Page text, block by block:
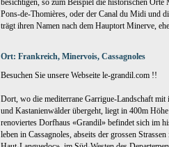
besichtigen, so zum Beispiel die historischen
Pons-de-Thomières, oder der Canal du Midi und
trägt ihren Namen nach dem Hauptort Minerve,
Ort: Frankreich, Minervois, Cassagnoles
Besuchen Sie unsere Webseite le-grandil.com !!
Dort, wo die mediterrane Garrigue-Landschaft mit
und Kastanienwälder übergeht, liegt in 400m
renoviertes Dorfhaus «Grandil» befindet sich im
leben in Cassagnoles, abseits der grossen